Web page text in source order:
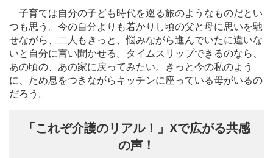
子育ては自分の子ども時代を巡る旅のようなものだとい
つも思う。今の自分よりも若かりし頃の父と母に思いを馳
せながら、二人もきっと、悩みながら進んでいたに違いな
いと自分に言い聞かせる。タイムスリップできるのなら、
あの頃の、あの家に戻ってみたい。きっと今の私のよう
に、ため息をつきながらキッチンに座っている母がいるの
だろう。
「これぞ介護のリアル！」Xで広がる共感
の声！